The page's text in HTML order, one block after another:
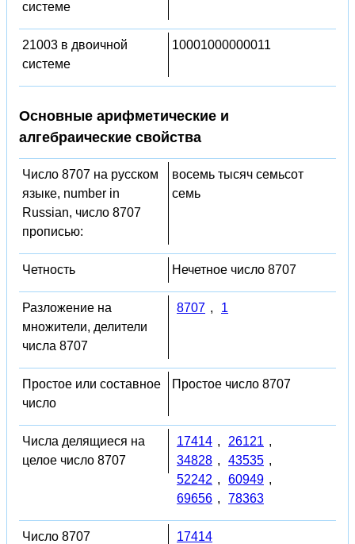
системе
21003 в двоичной
системе
10001000000011
Основные арифметические и
алгебраические свойства
Число 8707 на русском
языке, number in
Russian, число 8707
прописью:
восемь тысяч семьсот
семь
Четность Нечетное число 8707
Разложение на
множители, делители
числа 8707
8707 , 1
Простое или составное
число
Простое число 8707
Числа делящиеся на
целое число 8707
17414 , 26121 ,
34828 , 43535 ,
52242 , 60949 ,
69656 , 78363
Число 8707
17414